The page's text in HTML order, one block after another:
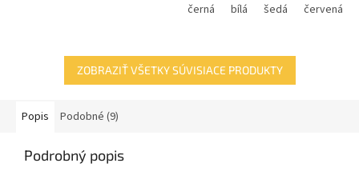
černá
bílá šedá červená
ZOBRAZIŤ VŠETKY SÚVISIACE PRODUKTY
Popis Podobné (9)
Podrobný popis